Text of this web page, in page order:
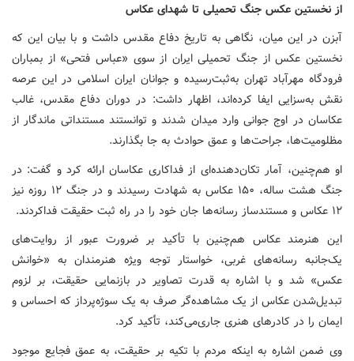
از نخستین عکس جنگ تحمیلی تا شهدای عکاس
آبزن در این میان، نگاهی به تاریخ دفاع مقدس داشت و با بیان این‌ که
نخستین عکس از جنگ تحمیلی ایران از سوی «عباس فتحی» از بمباران
فرودگاه مهرآباد تهران به‌ثبت‌رسیده و جوانان ایران اسلامی در این عرصه
نقش به‌سزایی ایفا کرده‌اند، اظهار داشت: در دوران دفاع مقدس، غالب
عکاسان در اوج جوانی وارد میدان شدند و توانستند مستنداتی ماندگار از
مظلومیت‌ها، جراحت‌ها و عمق حوادث به جا بگذارند.
او هم‌چنین، آمار تکان‌دهنده‌ای از فداکاری عکاسان ارائه کرد و گفت: در
جنگ هشت ساله، ۱۵۰ عکاس به شهادت رسیدند و در جنگ ۱۲ روزه نیز
۱۲ عکاس و مستندساز رسانه‌ها جان خود را در راه ثبت حقیقت فداکردند.
این هنرمند عکاس هم‌چنین با تأکید بر ضرورت عبور از روایت‌های
یک‌جانبه رسانه‌های غربی، خواستار توجه ویژه هنرمندان به «خوانش
عکس» شد و با اشاره به قدرت تصاویر در بازنمایی حقیقت، بر لزوم
تبدیل‌شدن عکاس از یک مشاهده‌گر صرف به یک سوژه‌پرداز که احساس و
ایمان را در کادرهای هنری جاری‌می‌کند، تأکید کرد.
وی ضمن اشاره به اینکه مردم با تکیه بر حقیقت، به عمق فجایع موجود